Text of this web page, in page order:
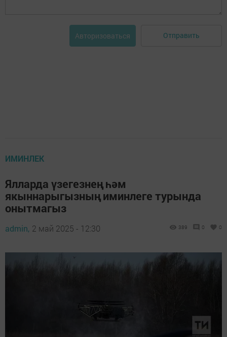
Авторизоваться Отправить
ИМИНЛЕК
Ялларда үзегезнең һәм
якыннарыгызның иминлеге турында
онытмагыз
admin, 2 май 2025 - 12:30 389 0 0